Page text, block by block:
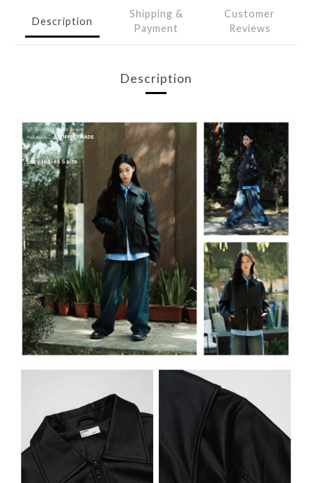
Description
Shipping &
Payment
Customer
Reviews
Description